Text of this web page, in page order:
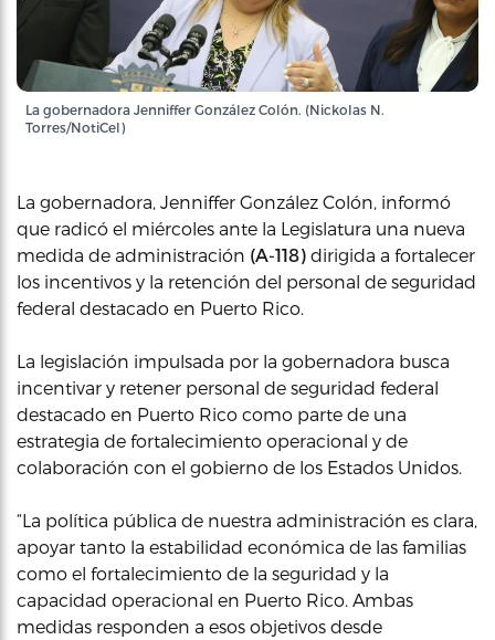
La gobernadora Jenniffer González Colón. (Nickolas N.
Torres/NotiCel)
La gobernadora, Jenniffer González Colón, informó
que radicó el miércoles ante la Legislatura una nueva
medida de administración (A-118) dirigida a fortalecer
los incentivos y la retención del personal de seguridad
federal destacado en Puerto Rico.
La legislación impulsada por la gobernadora busca
incentivar y retener personal de seguridad federal
destacado en Puerto Rico como parte de una
estrategia de fortalecimiento operacional y de
colaboración con el gobierno de los Estados Unidos.
“La política pública de nuestra administración es clara,
apoyar tanto la estabilidad económica de las familias
como el fortalecimiento de la seguridad y la
capacidad operacional en Puerto Rico. Ambas
medidas responden a esos objetivos desde